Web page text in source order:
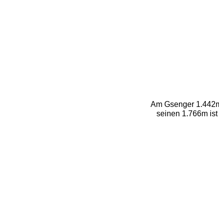
Am Gsenger
seinen 1.766m